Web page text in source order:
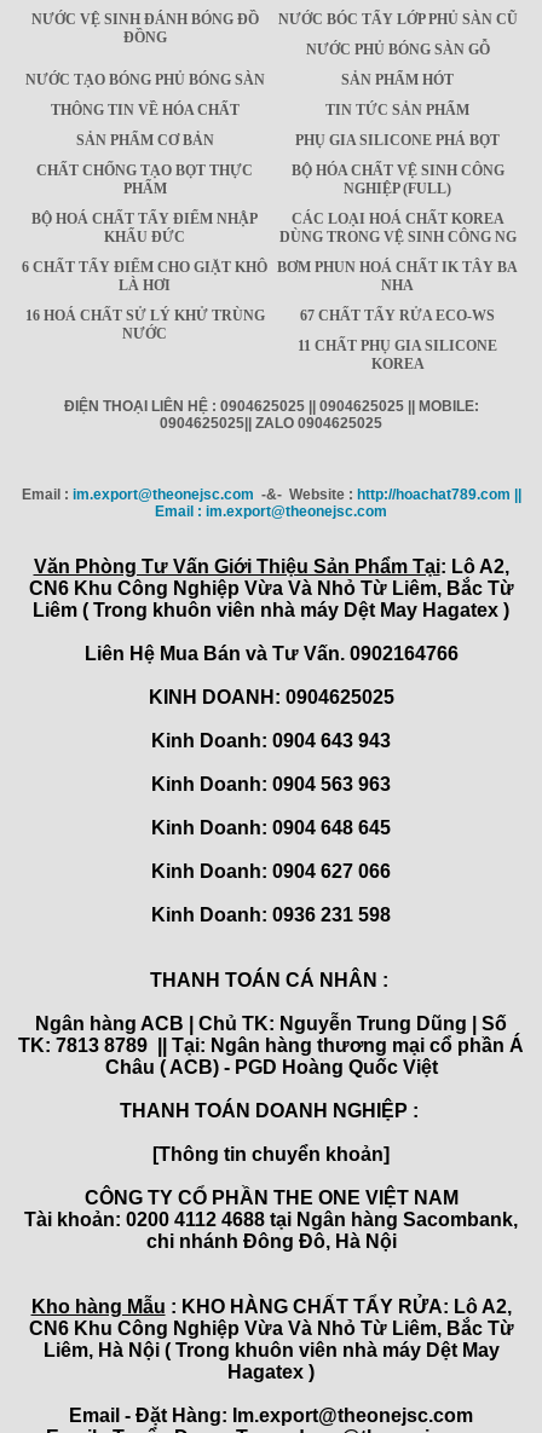
NƯỚC VỆ SINH ĐÁNH BÓNG ĐỒ
ĐỒNG
NƯỚC BÓC TẨY LỚP PHỦ SÀN CŨ
NƯỚC PHỦ BÓNG SÀN GỖ
NƯỚC TẠO BÓNG PHỦ BÓNG SÀN
SẢN PHẨM HÓT
THÔNG TIN VỀ HÓA CHẤT
TIN TỨC SẢN PHẨM
SẢN PHẨM CƠ BẢN
PHỤ GIA SILICONE PHÁ BỌT
CHẤT CHỐNG TẠO BỌT THỰC
PHẨM
BỘ HÓA CHẤT VỆ SINH CÔNG
NGHIỆP (FULL)
BỘ HOÁ CHẤT TẨY ĐIỂM NHẬP
KHẨU ĐỨC
CÁC LOẠI HOÁ CHẤT KOREA
DÙNG TRONG VỆ SINH CÔNG NG
6 CHẤT TẨY ĐIỂM CHO GIẶT KHÔ
LÀ HƠI
BƠM PHUN HOÁ CHẤT IK TÂY BA
NHA
16 HOÁ CHẤT SỬ LÝ KHỬ TRÙNG
NƯỚC
67 CHẤT TẨY RỬA ECO-WS
11 CHẤT PHỤ GIA SILICONE
KOREA
ĐIỆN THOẠI LIÊN HỆ : 0904625025 || 0904625025 || MOBILE:
0904625025|| ZALO 0904625025
Email : im.export@theonejsc.com -&- Website : http://hoachat789.com ||
Email : im.export@theonejsc.com
Văn Phòng Tư Vấn Giới Thiệu Sản Phẩm Tại: Lô A2,
CN6 Khu Công Nghiệp Vừa Và Nhỏ Từ Liêm, Bắc Từ
Liêm ( Trong khuôn viên nhà máy Dệt May Hagatex )
Liên Hệ Mua Bán và Tư Vấn. 0902164766
KINH DOANH: 0904625025
Kinh Doanh: 0904 643 943
Kinh Doanh: 0904 563 963
Kinh Doanh: 0904 648 645
Kinh Doanh: 0904 627 066
Kinh Doanh: 0936 231 598
THANH TOÁN CÁ NHÂN :
Ngân hàng ACB | Chủ TK: Nguyễn Trung Dũng | Số
TK: 7813 8789 || Tại: Ngân hàng thương mại cổ phần Á
Châu ( ACB) - PGD Hoàng Quốc Việt
THANH TOÁN DOANH NGHIỆP :
[Thông tin chuyển khoản]
CÔNG TY CỔ PHẦN THE ONE VIỆT NAM
Tài khoản: 0200 4112 4688 tại Ngân hàng Sacombank,
chi nhánh Đông Đô, Hà Nội
Kho hàng Mẫu : KHO HÀNG CHẤT TẨY RỬA: Lô A2,
CN6 Khu Công Nghiệp Vừa Và Nhỏ Từ Liêm, Bắc Từ
Liêm, Hà Nội ( Trong khuôn viên nhà máy Dệt May
Hagatex )
Email - Đặt Hàng: Im.export@theonejsc.com